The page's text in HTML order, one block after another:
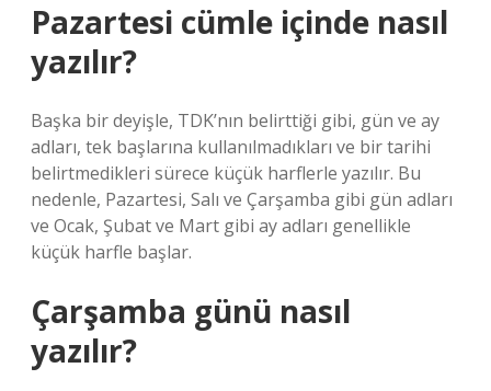
Pazartesi cümle içinde nasıl
yazılır?
Başka bir deyişle, TDK’nın belirttiği gibi, gün ve ay
adları, tek başlarına kullanılmadıkları ve bir tarihi
belirtmedikleri sürece küçük harflerle yazılır. Bu
nedenle, Pazartesi, Salı ve Çarşamba gibi gün adları
ve Ocak, Şubat ve Mart gibi ay adları genellikle
küçük harfle başlar.
Çarşamba günü nasıl
yazılır?